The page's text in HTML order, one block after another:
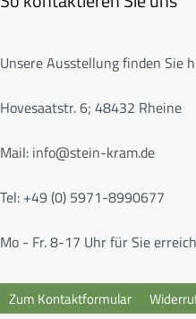
Unsere Ausstellung finden Sie
Hovesaatstr. 6; 48432 Rheine
Mail: info@stein-kram.de
Tel: +49 (0) 5971-8990677
Mo - Fr. 8-17 Uhr für Sie
Zum Kontaktformular